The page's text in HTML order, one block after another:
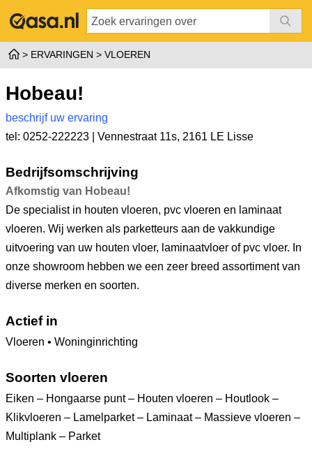
ERVARINGEN VLOEREN
Hobeau!
beschrijf uw ervaring
tel: 0252-222223 | Vennestraat 11s, 2161 LE Lisse
Bedrijfsomschrijving
Afkomstig van Hobeau!
De specialist in houten vloeren, pvc vloeren en laminaat
vloeren. Wij werken als parketteurs aan de vakkundige
uitvoering van uw houten vloer, laminaatvloer of pvc vloer. In
onze showroom hebben we een zeer breed assortiment van
diverse merken en soorten.
Actief in
Vloeren • Woninginrichting
Soorten vloeren
Eiken – Hongaarse punt – Houten vloeren – Houtlook –
Klikvloeren – Lamelparket – Laminaat – Massieve vloeren –
Multiplank – Parket